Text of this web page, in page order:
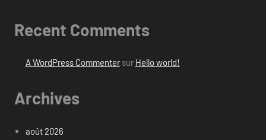
Recent Comments
A WordPress Commentersur Hello world!
Archives
août 2026